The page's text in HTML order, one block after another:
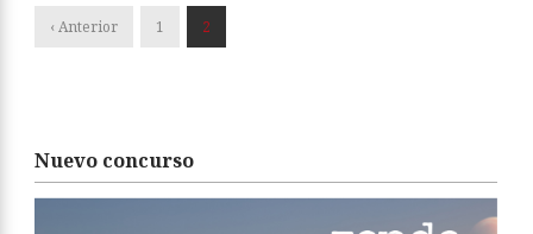
‹ Anterior 1 2
Nuevo concurso